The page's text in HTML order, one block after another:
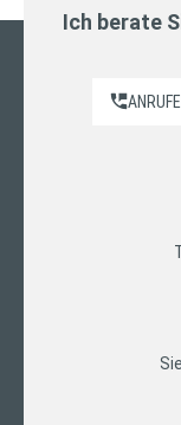
Ich berate